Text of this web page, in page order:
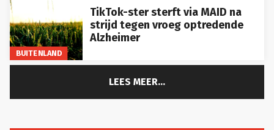
BUITENLAND
TikTok-ster sterft via MAID na
strijd tegen vroeg optredende
Alzheimer
LEES MEER...